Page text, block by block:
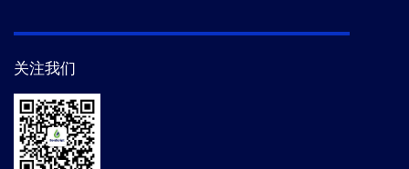
关注我们